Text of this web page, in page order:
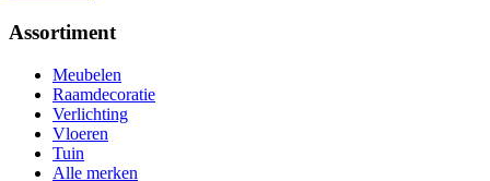
Assortiment
Meubelen
Raamdecoratie
Verlichting
Vloeren
Tuin
Alle merken